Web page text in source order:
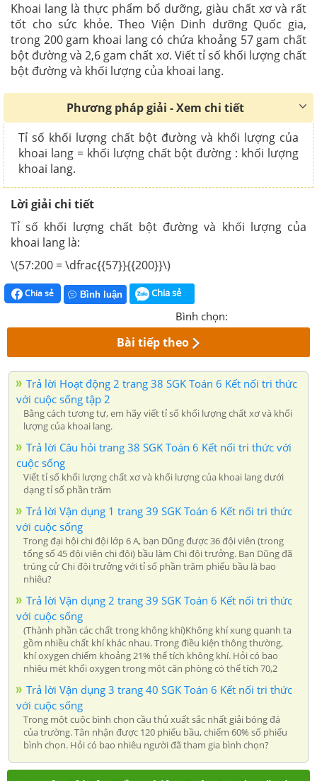
Khoai lang là thực phẩm bổ dưỡng, giàu chất xơ và rất
tốt cho sức khỏe. Theo Viện Dinh dưỡng Quốc gia,
trong 200 gam khoai lang có chứa khoảng 57 gam chất
bột đường và 2,6 gam chất xơ. Viết tỉ số khối lượng chất
bột đường và khối lượng của khoai lang.
Phương pháp giải - Xem chi tiết
Tỉ số khối lượng chất bột đường và khối lượng của
khoai lang = khối lượng chất bột đường : khối lượng
khoai lang.
Lời giải chi tiết
Tỉ số khối lượng chất bột đường và khối lượng của
khoai lang là:
\(57:200 = \dfrac{{57}}{{200}}\)
Chia sẻ Bình luận Chia sẻ
Bình chọn:
Bài tiếp theo
Trả lời Hoạt động 2 trang 38 SGK Toán 6 Kết nối tri thức
với cuộc sống tập 2
Bằng cách tương tự, em hãy viết tỉ số khối lượng chất xơ và khối
lượng của khoai lang.
Trả lời Câu hỏi trang 38 SGK Toán 6 Kết nối tri thức với
cuộc sống
Viết tỉ số khối lượng chất xơ và khối lượng của khoai lang dưới
dạng tỉ số phần trăm
Trả lời Vận dụng 1 trang 39 SGK Toán 6 Kết nối tri thức
với cuộc sống
Trong đại hội chi đội lớp 6 A, bạn Dũng được 36 đội viên (trong
tổng số 45 đội viên chi đội) bầu làm Chi đội trưởng. Bạn Dũng đã
trúng cử Chi đội trưởng với tỉ số phần trăm phiếu bầu là bao
nhiêu?
Trả lời Vận dụng 2 trang 39 SGK Toán 6 Kết nối tri thức
với cuộc sống
(Thành phần các chất trong không khí)Không khí xung quanh ta
gồm nhiều chất khí khác nhau. Trong điều kiện thông thường,
khí oxygen chiếm khoảng 21% thể tích không khí. Hỏi có bao
nhiêu mét khối oxygen trong một căn phòng có thể tích 70,2
Trả lời Vận dụng 3 trang 40 SGK Toán 6 Kết nối tri thức
với cuộc sống
Trong một cuộc bình chọn cầu thủ xuất sắc nhất giải bóng đá
của trường. Tân nhận được 120 phiếu bầu, chiếm 60% số phiếu
bình chọn. Hỏi có bao nhiêu người đã tham gia bình chọn?